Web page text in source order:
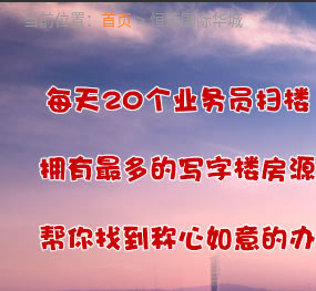
湖青云谱写字楼
当前位置： 首页> 恒茂国际华城